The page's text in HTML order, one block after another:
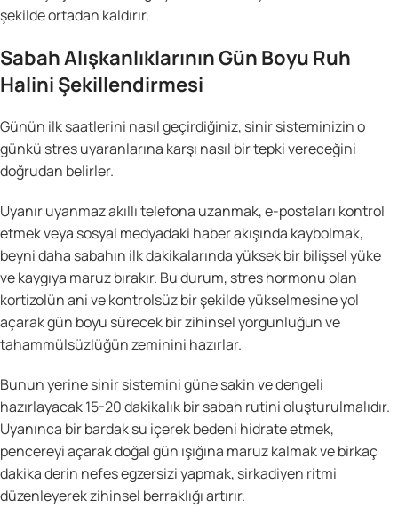
şekilde ortadan kaldırır.
Sabah Alışkanlıklarının Gün Boyu Ruh
Halini Şekillendirmesi
Günün ilk saatlerini nasıl geçirdiğiniz, sinir sisteminizin o
günkü stres uyaranlarına karşı nasıl bir tepki vereceğini
doğrudan belirler.
Uyanır uyanmaz akıllı telefona uzanmak, e-postaları kontrol
etmek veya sosyal medyadaki haber akışında kaybolmak,
beyni daha sabahın ilk dakikalarında yüksek bir bilişsel yüke
ve kaygıya maruz bırakır. Bu durum, stres hormonu olan
kortizolün ani ve kontrolsüz bir şekilde yükselmesine yol
açarak gün boyu sürecek bir zihinsel yorgunluğun ve
tahammülsüzlüğün zeminini hazırlar.
Bunun yerine sinir sistemini güne sakin ve dengeli
hazırlayacak 15-20 dakikalık bir sabah rutini oluşturulmalıdır.
Uyanınca bir bardak su içerek bedeni hidrate etmek,
pencereyi açarak doğal gün ışığına maruz kalmak ve birkaç
dakika derin nefes egzersizi yapmak, sirkadiyen ritmi
düzenleyerek zihinsel berraklığı artırır.